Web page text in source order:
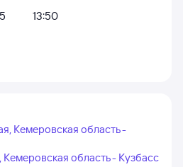
13:50
Кемеровская область -
область - Кузбасс